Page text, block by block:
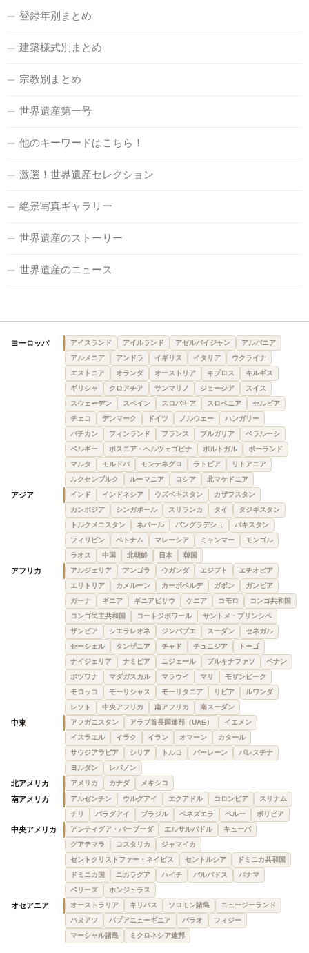
登録年別まとめ
建築様式別まとめ
宗教別まとめ
世界遺産第一号
他のキーワードはこちら！
激選！世界遺産セレクション
絶景写真ギャラリー
世界遺産のストーリー
世界遺産のニュース
ヨーロッパ アイスランド アイルランド アゼルバイジャン
アルバニア
アルメニア
アンドラ イギリス イタリア
ウクライナ
エストニア
オランダ オーストリア キプロス
キルギス
ギリシャ
クロアチア サンマリノ ジョージア
スイス
スウェーデン
スペイン スロバキア スロベニア
セルビア
チェコ
デンマーク ドイツ ノルウェー
ハンガリー
バチカン
フィンランド フランス ブルガリア
ベラルーシ
ベルギー
ボスニア・ヘルツェゴビナ ポルトガル
ポーランド
マルタ
モルドバ モンテネグロ ラトビア
リトアニア
ルクセンブルク
ルーマニア ロシア 北マケドニア
アジア インド インドネシア ウズベキスタン
カザフスタン
カンボジア
シンガポール スリランカ タイ
タジキスタン
トルクメニスタン
ネパール バングラデシュ
パキスタン
フィリピン
ベトナム マレーシア ミャンマー
モンゴル
ラオス
中国 北朝鮮 日本 韓国
アフリカ アルジェリア アンゴラ ウガンダ エジプト
エチオピア
エリトリア
カメルーン カーボベルデ ガボン
ガンビア
ガーナ
ギニア ギニアビサウ ケニア コモロ
コンゴ共和国
コンゴ民主共和国
コートジボワール
サントメ・プリンシペ
ザンビア
シエラレオネ ジンバブエ スーダン
セネガル
セーシェル
タンザニア チャド チュニジア
トーゴ
ナイジェリア
ナミビア ニジェール ブルキナファソ
ベナン
ボツワナ
マダガスカル マラウイ マリ
モザンビーク
モロッコ
モーリシャス モーリタニア リビア
ルワンダ
レソト
中央アフリカ 南アフリカ 南スーダン
中東 アフガニスタン アラブ首長国連邦（UAE）
イエメン
イスラエル
イラク イラン オマーン
カタール
サウジアラビア
シリア トルコ バーレーン
パレスチナ
ヨルダン
レバノン
北アメリカ アメリカ カナダ メキシコ
南アメリカ アルゼンチン ウルグアイ エクアドル コロンビア
スリナム
チリ
パラグアイ ブラジル ベネズエラ ペルー ボリビア
中央アメリカ アンティグア・バーブーダ エルサルバドル
キューバ
グアテマラ
コスタリカ
ジャマイカ
セントクリストファー・ネイビス
セントルシア
ドミニカ共和国
ドミニカ国
ニカラグア ハイチ バルバドス
パナマ
ベリーズ
ホンジュラス
オセアニア オーストラリア キリバス ソロモン諸島
ニュージーランド
バヌアツ
パプアニューギニア パラオ
フィジー
マーシャル諸島
ミクロネシア連邦